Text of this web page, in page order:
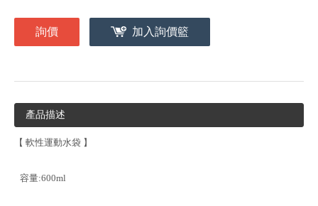
詢價 加入詢價籃
產品描述
【 軟性運動水袋 】
容量:600ml